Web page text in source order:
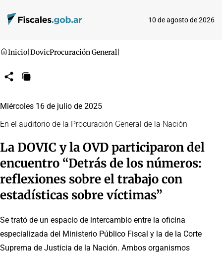
10 de agosto de 2026
Inicio DovicProcuración General
CompartirCopiar
Miércoles 16 de julio de 2025
En el auditorio de la Procuración General de la Nación
La DOVIC y la OVD participaron del
encuentro “Detrás de los números:
reflexiones sobre el trabajo con
estadísticas sobre víctimas”
Se trató de un espacio de intercambio entre la oficina
especializada del Ministerio Público Fiscal y la de la Corte
Suprema de Justicia de la Nación. Ambos organismos